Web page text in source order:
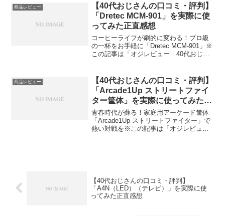
の場で形に今日、編集部が紹介したい...
商品レビュー
【40代おじさんの口コミ・評判】
「Dretec MCM-901」を実際に使
ってみた正直感想
コーヒーライフが劇的に変わる！プロ級
の一杯をお手軽に「Dretec MCM-901」※
この記事は「オジレビュー｜40代おじさ
日、編集部が紹介したいのが「Dretec
MC...
商品レビュー
【40代おじさんの口コミ・評判】
「Arcade1Up ストリートファイ
ター筐体」を実際に使ってみた正
直感想
青春時代が蘇る！家庭用アーケード筐体
「Arcade1Up ストリートファイター」で
熱い対戦を※この記事は「オジレビュー
【40代おじさんの口コミ・評判】
「A4N（LED）​（テレビ）」を実際に使
ってみた正直感想